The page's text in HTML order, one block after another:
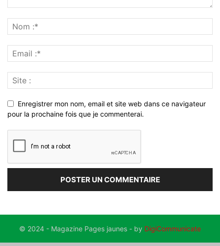
Enregistrer mon nom, email et site web dans ce navigateur
pour la prochaine fois que je commenterai.
© 2024 - Magazine Pages jaunes - by DigiCommunicate